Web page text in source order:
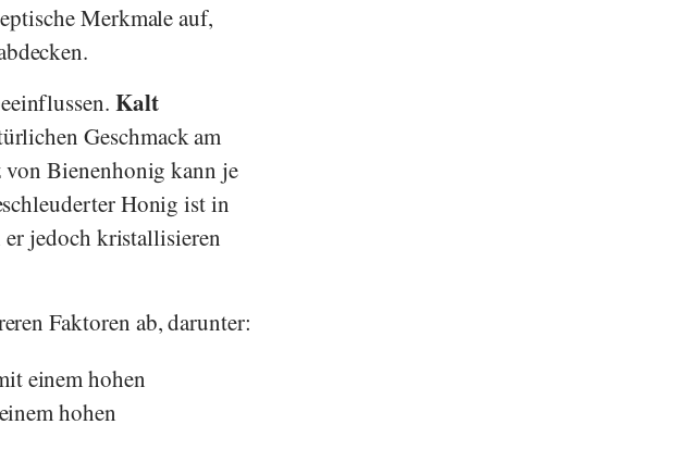
Merkmale auf,
Kalt
Geschmack am
Bienenhonig kann je
Honig ist in
jedoch kristallisieren
Faktoren ab, darunter:
einem hohen
hohen